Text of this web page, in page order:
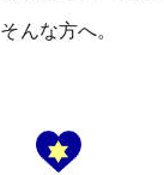
そんな方へ。